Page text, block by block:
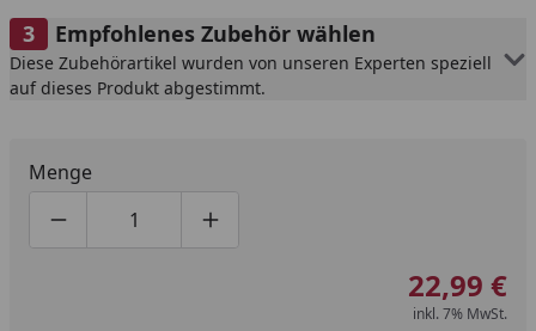
Empfohlenes Zubehör wählen
Diese Zubehörartikel wurden von unseren Experten speziell
auf dieses Produkt abgestimmt.
Menge
Produktmenge um eins verringern
Produktmenge manuell eingeben
Produktmenge um eins erhöhen
22,99 €
inkl. 7% MwSt.